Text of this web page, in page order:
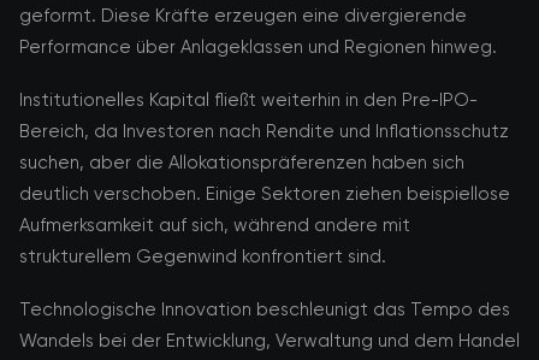
geformt. Diese Kräfte erzeugen eine divergierende
Performance über Anlageklassen und Regionen hinweg.
Institutionelles Kapital fließt weiterhin in den Pre-IPO-
Bereich, da Investoren nach Rendite und Inflationsschutz
suchen, aber die Allokationspräferenzen haben sich
deutlich verschoben. Einige Sektoren ziehen beispiellose
Aufmerksamkeit auf sich, während andere mit
strukturellem Gegenwind konfrontiert sind.
Technologische Innovation beschleunigt das Tempo des
Wandels bei der Entwicklung, Verwaltung und dem Handel